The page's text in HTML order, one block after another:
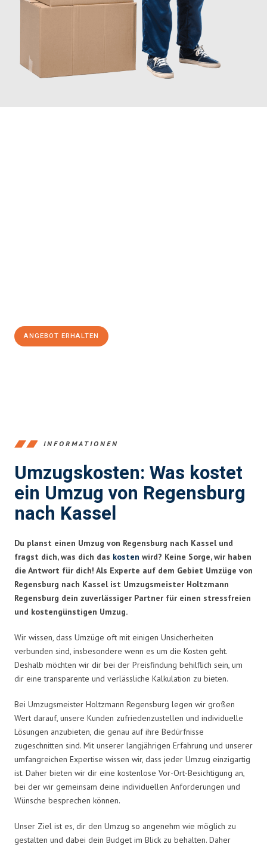
ANGEBOT ERHALTEN
INFORMATIONEN
Umzugskosten: Was kostet
ein Umzug von Regensburg
nach Kassel
Du planst einen Umzug von Regensburg nach Kassel und
fragst dich, was dich das kosten wird? Keine Sorge, wir haben
die Antwort für dich! Als Experte auf dem Gebiet Umzüge von
Regensburg nach Kassel ist Umzugsmeister Holtzmann
Regensburg dein zuverlässiger Partner für einen stressfreien
und kostengünstigen Umzug.
Wir wissen, dass Umzüge oft mit einigen Unsicherheiten
verbunden sind, insbesondere wenn es um die Kosten geht.
Deshalb möchten wir dir bei der Preisfindung behilflich sein, um
dir eine transparente und verlässliche Kalkulation zu bieten.
Bei Umzugsmeister Holtzmann Regensburg legen wir großen
Wert darauf, unsere Kunden zufriedenzustellen und individuelle
Lösungen anzubieten, die genau auf ihre Bedürfnisse
zugeschnitten sind. Mit unserer langjährigen Erfahrung und unserer
umfangreichen Expertise wissen wir, dass jeder Umzug einzigartig
ist. Daher bieten wir dir eine kostenlose Vor-Ort-Besichtigung an,
bei der wir gemeinsam deine individuellen Anforderungen und
Wünsche besprechen können.
Unser Ziel ist es, dir den Umzug so angenehm wie möglich zu
gestalten und dabei dein Budget im Blick zu behalten. Daher